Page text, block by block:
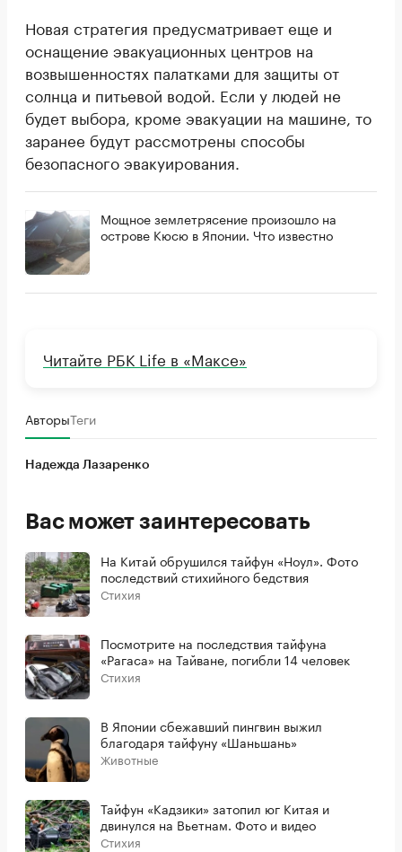
Новая стратегия предусматривает еще и
оснащение эвакуационных центров на
возвышенностях палатками для защиты от
солнца и питьевой водой. Если у людей не
будет выбора, кроме эвакуации на машине, то
заранее будут рассмотрены способы
безопасного эвакуирования.
Мощное землетрясение произошло на
острове Кюсю в Японии. Что известно
Читайте РБК Life в «Максе»
АвторыТеги
Надежда Лазаренко
Вас может заинтересовать
На Китай обрушился тайфун «Ноул». Фото
последствий стихийного бедствия
Стихия
Посмотрите на последствия тайфуна
«Рагаса» на Тайване, погибли 14 человек
Стихия
В Японии сбежавший пингвин выжил
благодаря тайфуну «Шаньшань»
Животные
Тайфун «Кадзики» затопил юг Китая и
двинулся на Вьетнам. Фото и видео
Стихия